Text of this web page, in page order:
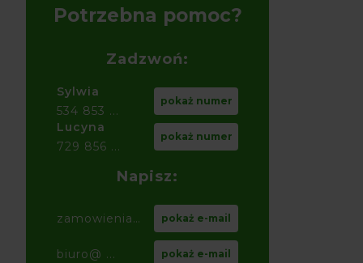
Potrzebna pomoc?
Zadzwoń:
Sylwia
534 853 ...
pokaż numer
Lucyna
729 856 ...
pokaż numer
Napisz:
zamowienia@ ... pokaż e-mail
biuro@ ... pokaż e-mail